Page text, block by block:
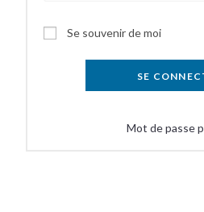
Se souvenir de moi
SE
Mot de passe